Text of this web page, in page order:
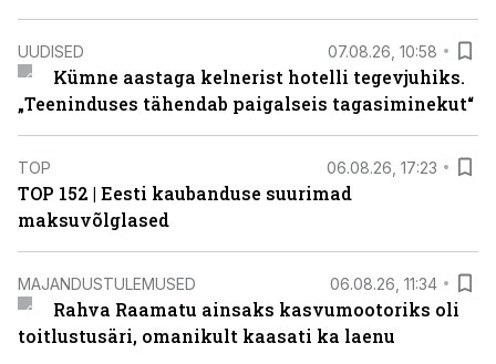
UUDISED 07.08.26, 10:58
Kümne aastaga kelnerist hotelli tegevjuhiks.
„Teeninduses tähendab paigalseis tagasiminekut“
TOP 06.08.26, 17:23
TOP 152 | Eesti kaubanduse suurimad
maksuvõlglased
MAJANDUSTULEMUSED 06.08.26, 11:34
Rahva Raamatu ainsaks kasvumootoriks oli
toitlustusäri, omanikult kaasati ka laenu